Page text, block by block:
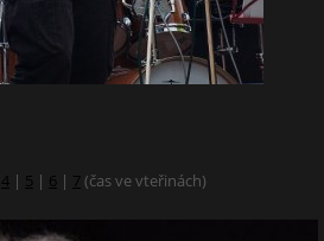
4 | 5 | 6 | 7 (čas ve vteřinách)